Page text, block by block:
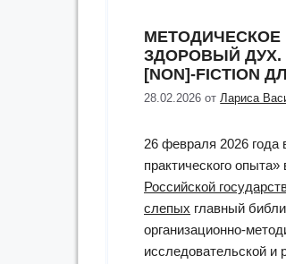
МЕТОДИЧЕСКОЕ
ЗДОРОВЫЙ ДУХ.
[NON]-
28.02.2026 отЛариса
26 февраля 2026
практического
Российской
слепых главный
организационно-
исследовательской и